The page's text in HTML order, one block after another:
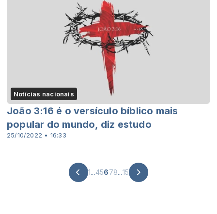
Notícias nacionais
25/10/2022 • 16:33
João 3:16 é o versículo bíblico mais
popular do mundo, diz estudo
1...45678...15